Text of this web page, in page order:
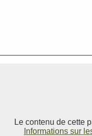
Le contenu de cette
Informations sur